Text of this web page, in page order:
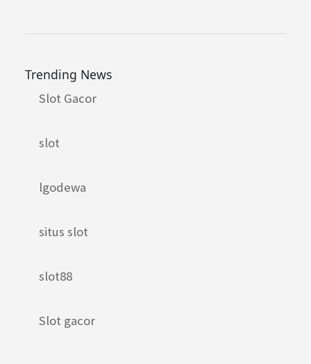
Trending News
Slot Gacor
slot
lgodewa
situs slot
slot88
Slot gacor